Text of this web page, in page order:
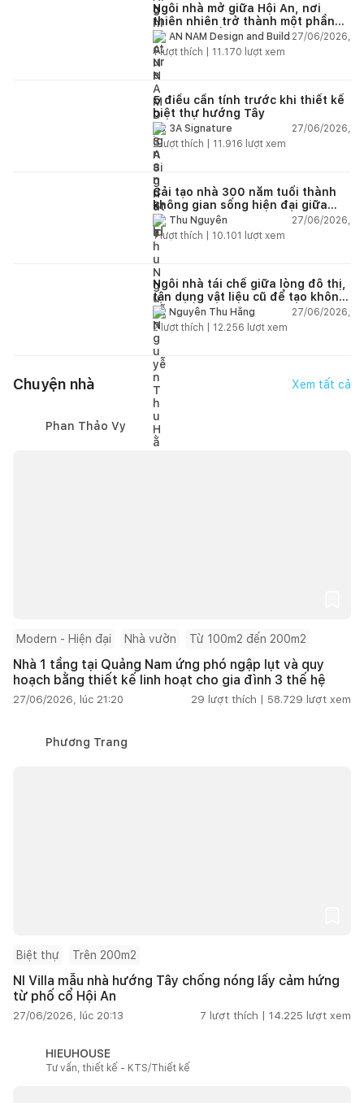
Ngôi nhà mở giữa Hội An, nơi
thiên nhiên trở thành một phần
của cuộc sống
AN NAM Design and Build 27/06/2026,
1lượt thích | 11.170 lượt xem
5 điều cần tính trước khi thiết kế
biệt thự hướng Tây
3A Signature
27/06/2026,
2lượt thích | 11.916 lượt xem
Cải tạo nhà 300 năm tuổi thành
không gian sống hiện đại giữa
thiên nhiên
Thu Nguyễn
27/06/2026,
1lượt thích | 10.101 lượt xem
Ngôi nhà tái chế giữa lòng đô thị,
tận dụng vật liệu cũ để tạo không
gian sống linh hoạt
Nguyễn Thu Hằng
27/06/2026,
2lượt thích | 12.256 lượt xem
Chuyện nhà Xem tất cả
Phan Thảo Vy
Modern - Hiện đại Nhà vườn Từ 100m2 đến 200m2
Nhà 1 tầng tại Quảng Nam ứng phó ngập lụt và quy
hoạch bằng thiết kế linh hoạt cho gia đình 3 thế hệ
27/06/2026, lúc 21:20 29 lượt thích | 58.729 lượt xem
Phương Trang
Biệt thự Trên 200m2
NI Villa mẫu nhà hướng Tây chống nóng lấy cảm hứng
từ phố cổ Hội An
27/06/2026, lúc 20:13 7 lượt thích | 14.225 lượt xem
HIEUHOUSE
Tư vấn, thiết kế - KTS/Thiết kế